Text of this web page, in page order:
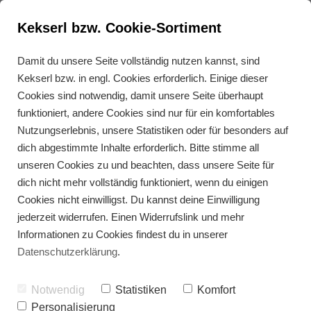
Kokos-Energy-Balls
Kekserl bzw. Cookie-Sortiment
Damit du unsere Seite vollständig nutzen kannst, sind
Kekserl bzw. in engl. Cookies erforderlich. Einige dieser
Cookies sind notwendig, damit unsere Seite überhaupt
funktioniert, andere Cookies sind nur für ein komfortables
Nutzungserlebnis, unsere Statistiken oder für besonders auf
dich abgestimmte Inhalte erforderlich. Bitte stimme all
unseren Cookies zu und beachten, dass unsere Seite für
dich nicht mehr vollständig funktioniert, wenn du einigen
Cookies nicht einwilligst. Du kannst deine Einwilligung
jederzeit widerrufen. Einen Widerrufslink und mehr
Informationen zu Cookies findest du in unserer
Datenschutzerklärung.
Notwendig Statistiken
Komfort
Personalisierung